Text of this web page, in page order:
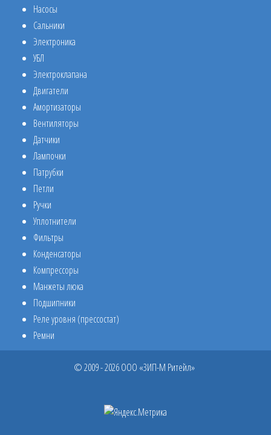
Насосы
Сальники
Электроника
УБЛ
Электроклапана
Двигатели
Амортизаторы
Вентиляторы
Датчики
Лампочки
Патрубки
Петли
Ручки
Уплотнители
Фильтры
Конденсаторы
Компрессоры
Манжеты люка
Подшипники
Реле уровня (прессостат)
Ремни
© 2009 - 2026 ООО «ЗИП-М Ритейл»